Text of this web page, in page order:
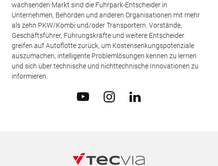
wachsenden Markt sind die Fuhrpark-Entscheider in
Unternehmen, Behörden und anderen Organisationen mit mehr
als zehn PKW/Kombi und/oder Transportern. Vorstände,
Geschäftsführer, Führungskräfte und weitere Entscheider
greifen auf Autoflotte zurück, um Kostensenkungspotenziale
auszumachen, intelligente Problemlösungen kennen zu lernen
und sich über technische und nichttechnische Innovationen zu
informieren.